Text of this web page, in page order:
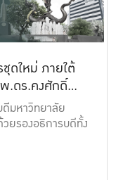
ดใหม่ ภายใต้
.ดร.คงศักดิ์
มหาวิทยาลัย
ยรองอธิการบดีทั้ง